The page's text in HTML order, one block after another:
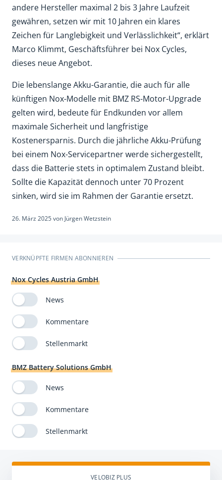
andere Hersteller maximal 2 bis 3 Jahre Laufzeit
gewähren, setzen wir mit 10 Jahren ein klares
Zeichen für Langlebigkeit und Verlässlichkeit“, erklärt
Marco Klimmt, Geschäftsführer bei Nox Cycles,
dieses neue Angebot.
Die lebenslange Akku-Garantie, die auch für alle
künftigen Nox-Modelle mit BMZ RS-Motor-Upgrade
gelten wird, bedeute für Endkunden vor allem
maximale Sicherheit und langfristige
Kostenersparnis. Durch die jährliche Akku-Prüfung
bei einem Nox-Servicepartner werde sichergestellt,
dass die Batterie stets in optimalem Zustand bleibt.
Sollte die Kapazität dennoch unter 70 Prozent
sinken, wird sie im Rahmen der Garantie ersetzt.
26. März 2025von Jürgen Wetzstein
VERKNÜPFTE FIRMEN ABONNIEREN
Nox Cycles Austria GmbH
News
Kommentare
Stellenmarkt
BMZ Battery Solutions GmbH
News
Kommentare
Stellenmarkt
VELOBIZ PLUS